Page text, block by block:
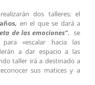
dos talleres; el
en el que se dará a
de las emociones”, se
«escalar hacia las
a dar espacio a las
taller irá a destinado a
sus matices y a